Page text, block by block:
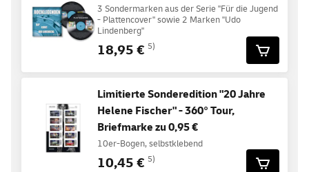
3 Sondermarken aus der Serie "Für die Jugend
- Plattencover" sowie 2 Marken "Udo
Lindenberg"
18,95 € 5)
Limitierte Sonderedition "20 Jahre
Helene Fischer" - 360° Tour,
Briefmarke zu 0,95 €
10er-Bogen, selbstklebend
10,45 € 5)